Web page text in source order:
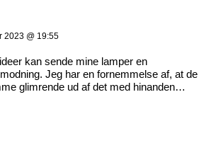
2023 @ 19:55
kan sende mine lamper en
Jeg har en fornemmelse af, at de
glimrende ud af det med hinanden…